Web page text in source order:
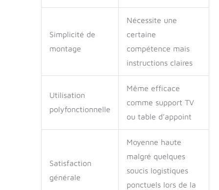
Simplicité de
montage
Nécessite une
certaine
compétence mais
instructions claires
Utilisation
polyfonctionnelle
Même efficace
comme support TV
ou table d’appoint
Satisfaction
générale
Moyenne haute
malgré quelques
soucis logistiques
ponctuels lors de la